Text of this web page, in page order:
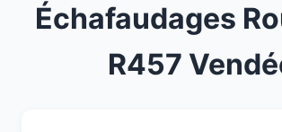
Échafaudages
R457